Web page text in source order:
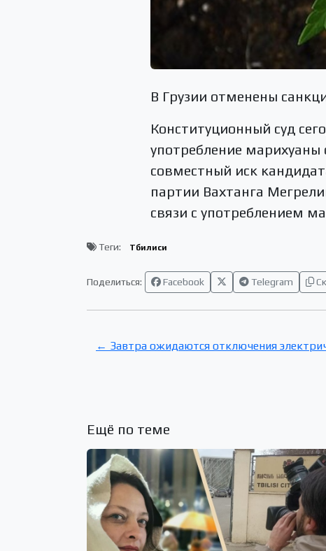
В Грузии отменены
Конституционный суд
употребление марихуаны
совместный иск
партии Вахтанга
связи с употреблением
Теги: Тбилиси
Поделиться: Facebook Telegram
← Завтра ожидаются отключения
Ещё по теме